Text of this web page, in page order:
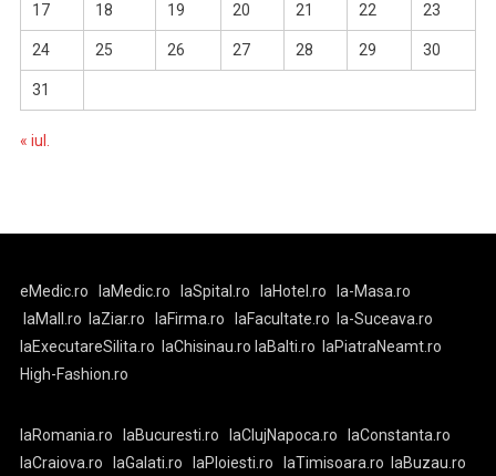
17 18 19 20 21 22 23
24 25 26 27 28 29 30
31
« iul.
eMedic.ro laMedic.ro laSpital.ro laHotel.ro
la-Masa.ro
laMall.ro
laZiar.ro laFirma.ro laFacultate.ro
la-Suceava.ro
laExecutareSilita.ro
laChisinau.ro laBalti.ro
laPiatraNeamt.ro
High-Fashion.ro
laRomania.ro laBucuresti.ro laClujNapoca.ro
laConstanta.ro
laCraiova.ro
laGalati.ro laPloiesti.ro laTimisoara.ro laBuzau.ro